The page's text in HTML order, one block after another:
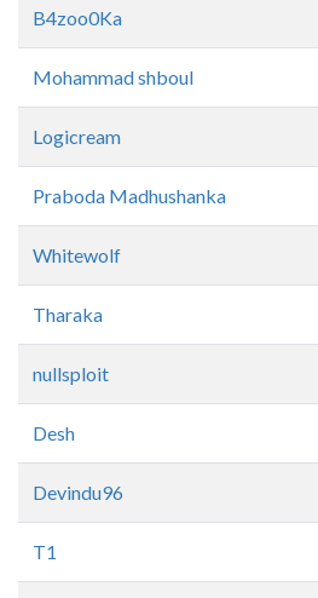
B4zoo0Ka
Mohammad shboul
Logicream
Praboda Madhushanka
Whitewolf
Tharaka
nullsploit
Desh
Devindu96
T1